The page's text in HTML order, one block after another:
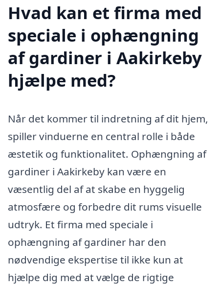
Hvad kan et firma med
speciale i ophængning
af gardiner i Aakirkeby
hjælpe med?
Når det kommer til indretning af dit hjem,
spiller vinduerne en central rolle i både
æstetik og funktionalitet. Ophængning af
gardiner i Aakirkeby kan være en
væsentlig del af at skabe en hyggelig
atmosfære og forbedre dit rums visuelle
udtryk. Et firma med speciale i
ophængning af gardiner har den
nødvendige ekspertise til ikke kun at
hjælpe dig med at vælge de rigtige